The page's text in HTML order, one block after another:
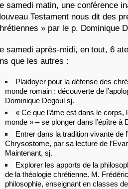
samedi matin, une conférence
Testament nous dit des
» par le p. Dominique
samedi après-midi, en tout, 6
que les autres :
Plaidoyer pour la défense des
monde romain : découverte de
Dominique Degoul sj.
« Ce que l’âme est dans le
monde » – se plonger dans l’épître
Entrer dans la tradition vivante de
Chrysostome, par sa lecture de
Maintenant, sj.
Explorer les apports de la
de la théologie chrétienne. M.
philosophie, enseignant en classes